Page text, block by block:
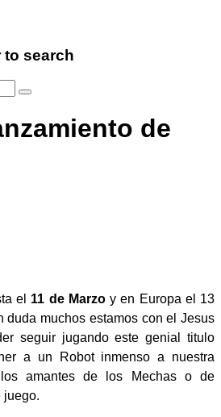
to search
de
el 11 de Marzoy en Europa el 13
duda muchos estamos con el Jesus
seguir jugando este genial titulo
a un Robot inmenso a nuestra
amantes de los Mechas o de
juego.